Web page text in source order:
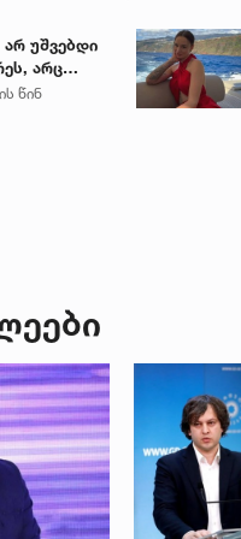
უშვებდი
არც
-
წინ